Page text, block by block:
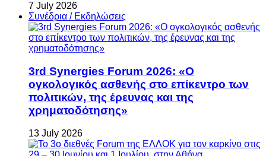
7 July 2026
Συνέδρια / Εκδηλώσεις
3rd Synergies Forum 2026: «Ο
ογκολογικός ασθενής στο επίκεντρο των
πολιτικών, της έρευνας και της
χρηματοδότησης»
13 July 2026